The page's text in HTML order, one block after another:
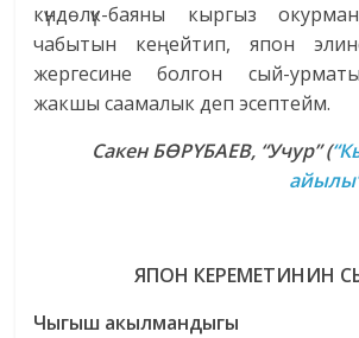
күндөлүк-баяны кыргыз
чабытын кеңейтип, япон
жергесине болгон сый-
жакшы саамалык деп эсептейм.
Сакен БӨРҮБАЕВ, “Учур” (
ЯПОН КЕРЕМЕТИНИН
Чыгыш акылмандыгы